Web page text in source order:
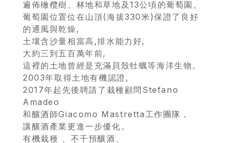
遍佈橄欖樹、林地和草地及13公頃的葡萄園。
葡萄園位置位在山頂(海拔330米)保證了良好
的通風與乾燥,
土壤含沙量相當高,排水能力好,
大約三到五百萬年前,
這裡的土地曾經是充滿貝殼牡蠣等海洋生物。
2003年取得土地有機認證,
2017年起先後聘請了栽種顧問Stefano
Amadeo
和釀酒師Giacomo Mastretta工作團隊，
讓釀酒產業更進一步優化。
有機栽種 、不干預釀酒、